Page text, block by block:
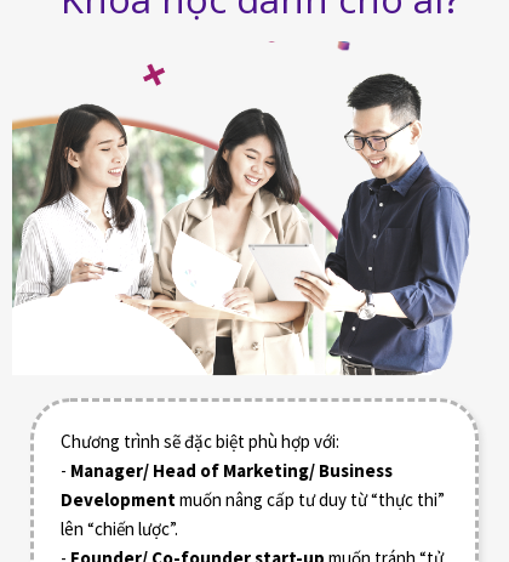
Chương trình sẽ đặc biệt phù hợp với:
- Manager/ Head of Marketing/ Business
Developmentmuốn nâng cấp tư duy từ “thực thi”
lên “chiến lược”.